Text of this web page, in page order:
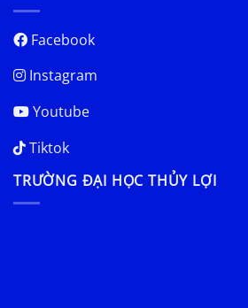
Facebook
Instagram
Youtube
Tiktok
TRƯỜNG ĐẠI HỌC THỦY LỢI